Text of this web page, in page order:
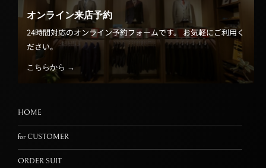
オンライン来店予約
24時間対応のオンライン予約フォームです。 お気軽にご利用く
ださい。
こちらから →
HOME
for CUSTOMER
ORDER SUIT